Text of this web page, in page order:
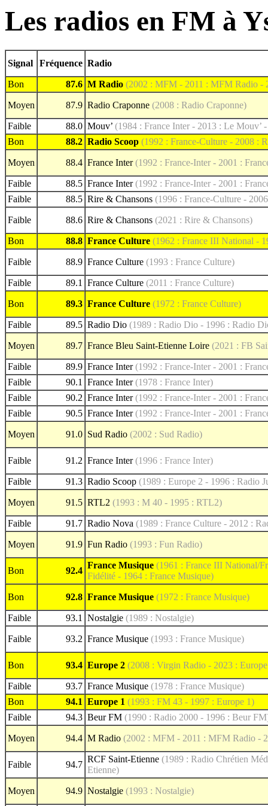
Les radios en FM à
Signal Fréquence Radio
Bon 87.6 M Radio (2002 : MFM - 2011 : MFM Radio -
Moyen 87.9 Radio Craponne (2008 : Radio Craponne)
Faible 88.0 Mouv’ (1984 : France Inter - 2013 : Le Mouv’
Bon
88.2 Radio Scoop (1992 : France-Culture - 2008 :
Moyen 88.4 France Inter(1992 : France-Inter - 2001 :
Faible 88.5 France Inter(1992 : France-Inter - 2001 :
Faible
88.5 Rire & Chansons (1996 : France-Culture -
Faible 88.6 Rire & Chansons (2021 : Rire & Chansons)
Bon 88.8 France Culture (1962 : France III National -
Faible 88.9 France Culture (1993 : France Culture)
Faible 89.1 France Culture (2011 : France Culture)
Bon 89.3 France Culture (1972 : France Culture)
Faible 89.5 Radio Dio (1989 : Radio Dio - 1996 : Radio
Moyen 89.7 France Bleu Saint-Etienne Loire (2021 : FB
Faible 89.9 France Inter(1992 : France-Inter - 2001 :
Faible
90.1 France Inter(1978 : France Inter)
Faible
90.2 France Inter(1992 : France-Inter - 2001 :
Faible
90.5 France Inter(1992 : France-Inter - 2001 :
Moyen 91.0 Sud Radio (2002 : Sud Radio)
Faible 91.2 France Inter(1996 : France Inter)
Faible 91.3 Radio Scoop (1989 : Europe 2 - 1996 : Radio
Moyen 91.5 RTL2 (1993 : M 40 - 1995 : RTL2)
Faible 91.7 Radio Nova (1989 : France Culture - 2012 :
Moyen 91.9 Fun Radio (1993 : Fun Radio)
Bon 92.4
France Musique (1961 : France III National/
Fidélité - 1964 : France Musique)
Bon 92.8 France Musique (1972 : France Musique)
Faible 93.1 Nostalgie (1989 : Nostalgie)
Faible 93.2 France Musique (1993 : France Musique)
Bon 93.4 Europe 2 (2008 : Virgin Radio - 2023 :
Faible 93.7 France Musique (1978 : France Musique)
Bon
94.1 Europe 1 (1993 : FM 43 - 1997 : Europe 1)
Faible
94.3 Beur FM (1990 : Radio 2000 - 1996 : Beur
Moyen 94.4 M Radio (2002 : MFM - 2011 : MFM Radio -
Faible 94.7
RCF Saint-Etienne (1989 : Radio Chrétien
Etienne)
Moyen 94.9 Nostalgie (1993 : Nostalgie)